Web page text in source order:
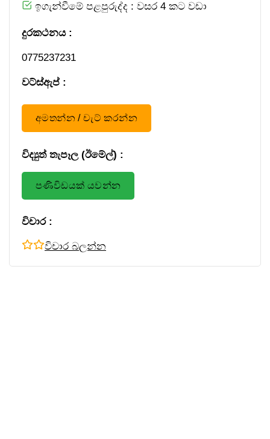
ඉගැන්වීමේ පළපුරුද්ද : වසර 4 කට වඩා
දුරකථනය :
0​ 7​ 7​ 5​ 2​ 3​ 7​ 2​ 3​ 1
වට්ස්ඇප් :
අමතන්න / චැට් කරන්න
විද්‍යුත් තැපෑල (ඊමේල්) :
පණිවිඩයක් යවන්න
විචාර :
විචාර බලන්න